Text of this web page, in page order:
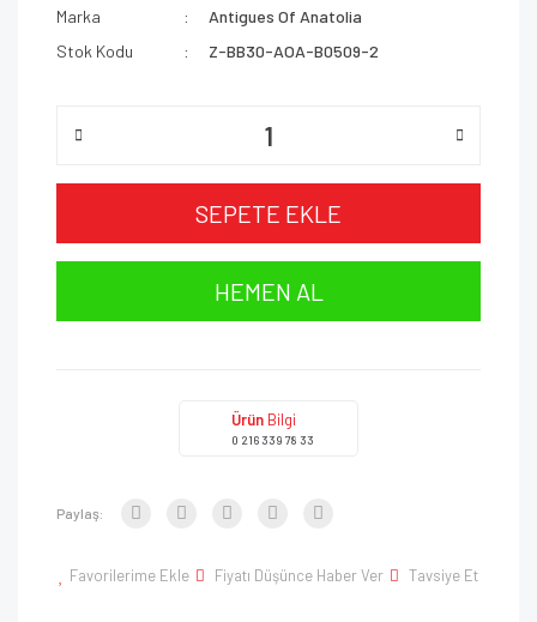
Marka
Antigues Of Anatolia
Stok Kodu
Z-BB30-AOA-B0509-2
SEPETE EKLE
HEMEN AL
Ürün Bilgi
0 216 339 78 33
Paylaş:
Favorilerime Ekle Fiyatı Düşünce Haber Ver Tavsiye Et